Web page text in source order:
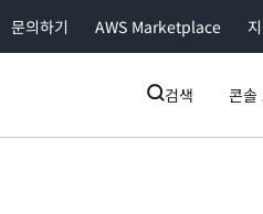
문의하기 AWS Marketplace
검색 콘솔